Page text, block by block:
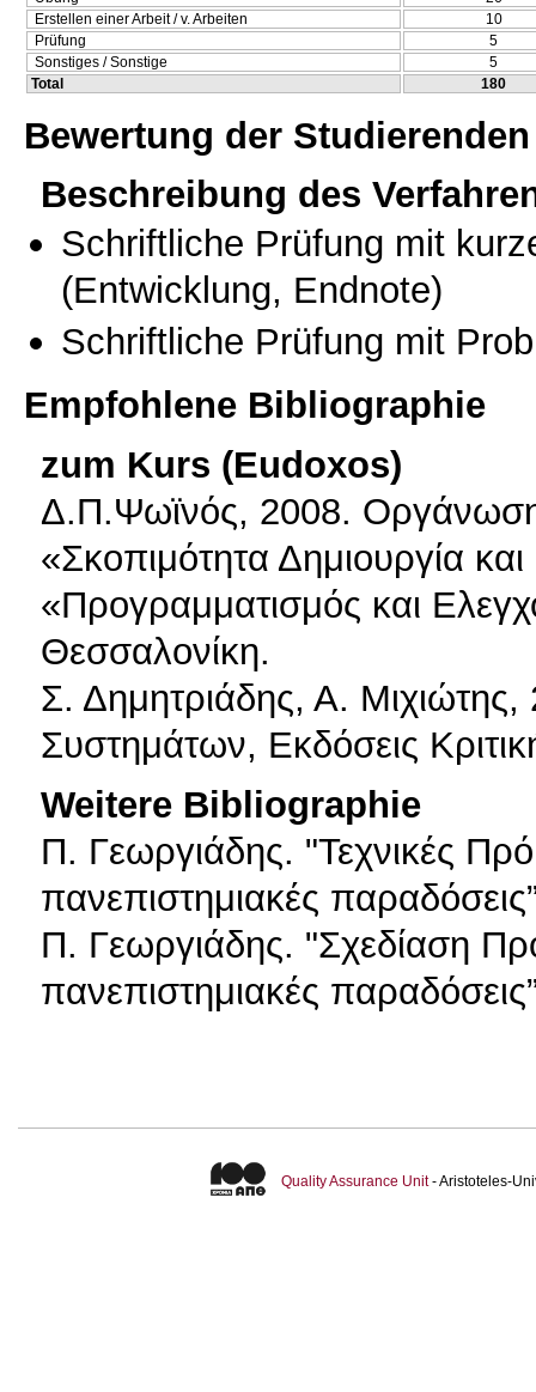
Erstellen einer Arbeit / v. Arbeiten
10
Prüfung
5
Sonstiges / Sonstige
5
Total
180
Bewertung der Studierenden
Beschreibung des
Schriftliche Prüfung mit
(Entwicklung, Endnote)
Schriftliche Prüfung mit
Empfohlene Bibliographie
zum Kurs (Eudoxos)
Δ.Π.Ψωϊνός, 2008. Οργάνωση
«Σκοπιμότητα Δημιουργία
«Προγραμματισμός και
Θεσσαλονίκη.
Σ. Δημητριάδης, Α.
Συστημάτων, Εκδόσεις
Weitere Bibliographie
Π. Γεωργιάδης. "Τεχνικές
πανεπιστημιακές
Π. Γεωργιάδης. "Σχεδίαση
πανεπιστημιακές
Quality Assurance Unit- Aristoteles-